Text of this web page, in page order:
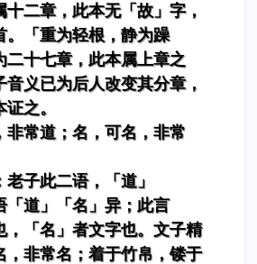
十二章，此本无「故」字，
。「重为轻根，静为躁
二十七章，此本属上章之
音义已为后人改变其分章，
之。
非常道；名，可名，非常
子此二语，「道」
「道」「名」异；此言
，「名」者文字也。文子精
，非常名；着于竹帛，镂于